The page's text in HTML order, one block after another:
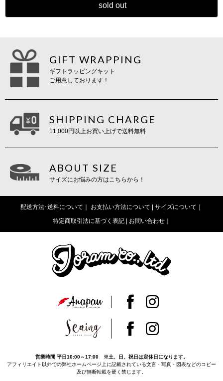
sold out
GIFT WRAPPING
ギフトラッピングキット
ご用意しております！
SHIPPING CHARGE
11,000円以上お買い上げで送料無料
ABOUT SIZE
サイズにお悩みの方はこちらから！
配送方法･送料について お支払い方法について |
サイズについて
特定商取引法に基づく表記 | お問い合わせ
営業時間 平日10:00～17:00 ※土、日、祝日は定休日になります。
アフィリエイト以外での弊社ホームページ上に記載されている文言・写真・図表などのコピー
及び無断転載を硬く禁じます。